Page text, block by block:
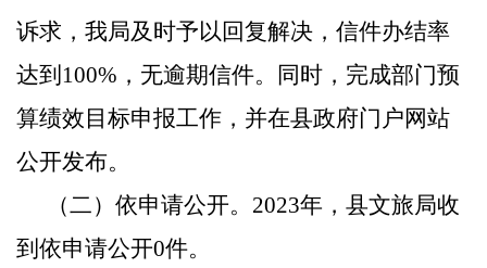
诉求，我局及时予以回复解决，信件办结率
达到100%，无逾期信件。同时，完成部门预
算绩效目标申报工作，并在县政府门户网站
公开发布。
（二）依申请公开。 2023年，县文旅局收
到依申请公开0件。